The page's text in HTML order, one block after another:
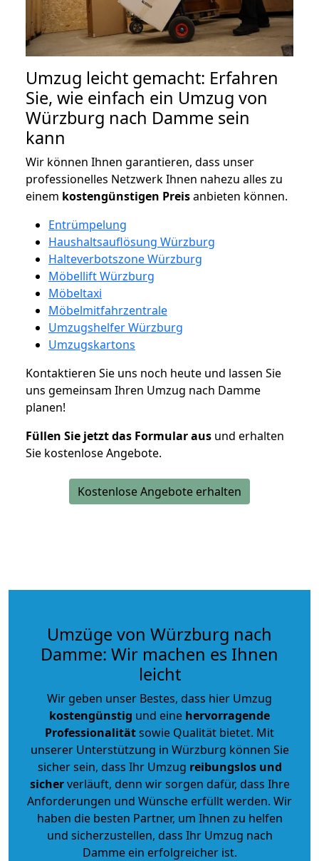
Umzug leicht gemacht: Erfahren
Sie, wie einfach ein Umzug von
Würzburg nach Damme sein
kann
Wir können Ihnen garantieren, dass unser
professionelles Netzwerk Ihnen nahezu alles zu
einem kostengünstigen Preisanbieten können.
Entrümpelung
Haushaltsauflösung Würzburg
Halteverbotszone Würzburg
Möbellift Würzburg
Möbeltaxi
Möbelmitfahrzentrale
Umzugshelfer Würzburg
Umzugskartons
Kontaktieren Sie uns noch heute und lassen Sie
uns gemeinsam Ihren Umzug nach Damme
planen!
Füllen Sie jetzt das Formular aus und erhalten
Sie kostenlose Angebote.
Kostenlose Angebote erhalten
Umzüge von Würzburg nach
Damme: Wir machen es Ihnen
leicht
Wir geben unser Bestes, dass hier Umzug
kostengünstig und eine hervorragende
Professionalitätsowie Qualität bietet. Mit
unserer Unterstützung in Würzburg können Sie
sicher sein, dass Ihr Umzug reibungslos und
sicherverläuft, denn wir sorgen dafür, dass Ihre
Anforderungen und Wünsche erfüllt werden. Wir
haben die besten Partner, um Ihnen zu helfen
und sicherzustellen, dass Ihr Umzug nach
Damme ein erfolgreicher ist.